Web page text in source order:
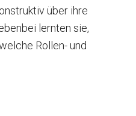
über ihre
lernten sie,
Rollen- und